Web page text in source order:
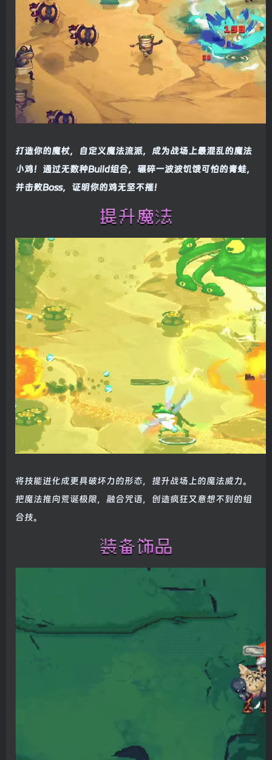
打造你的魔杖，自定义魔法流派，成为战场上最混乱的魔法
小鸡！通过无数种Build组合，碾碎一波波饥饿可怕的青蛙，
并击败Boss，证明你的鸡无坚不摧！
将技能进化成更具破坏力的形态，提升战场上的魔法威力。
把魔法推向荒诞极限，融合咒语，创造疯狂又意想不到的组
合技。